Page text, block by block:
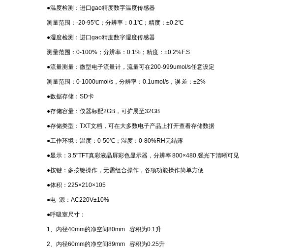
●温度检测： 进口gao精度数字温度传感器
测量范围：-20-95℃；分辨率：0.1℃；精度：±0.2℃
●湿度检测： 进口gao精度数字湿度传感器
测量范围：0-100%；分辨率：0.1%；精度：±0.2%F.S
●流量测量： 微型电子流量计，流量可在200-999umol/s任意设定
测量范围：0-1000umol/s，分辨率：0.1umol/s，误 差：±2%
●数据存储： SD卡
●存储容量： 仪器标配2GB，可扩展至32GB
●存储类型： TXT文档，可在大多数电子产品上打开查看存储数据
●工作环境： 温度：0-50℃；湿度：0-80%RH无结露
●显示： 3.5"TFT真彩液晶屏彩色显示器，分辨率 800×480,强光下清晰可见
●按键： 多按键操作，无需组合操作，各项功能操作简单方便
●体积： 225×210×105
●电 源： AC220V±10%
●呼吸室尺寸：
1、内径40mm的净空间80mm 容积为0.1升
2、内径60mm的净空间89mm 容积为0.25升